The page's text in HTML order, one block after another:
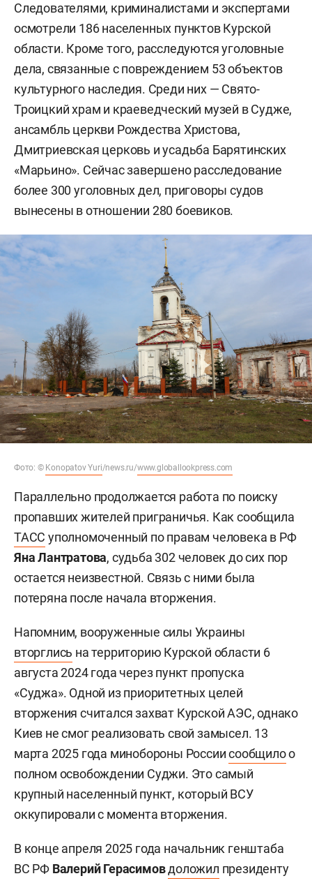
Следователями, криминалистами и экспертами
осмотрели 186 населенных пунктов Курской
области. Кроме того, расследуются уголовные
дела, связанные с повреждением 53 объектов
культурного наследия. Среди них — Свято-
Троицкий храм и краеведческий музей в Судже,
ансамбль церкви Рождества Христова,
Дмитриевская церковь и усадьба Барятинских
«Марьино». Сейчас завершено расследование
более 300 уголовных дел, приговоры судов
вынесены в отношении 280 боевиков.
Фото: © Konopatov Yuri/news.ru/www.globallookpress.com
Параллельно продолжается работа по поиску
пропавших жителей приграничья. Как сообщила
ТАСС уполномоченный по правам человека в РФ
Яна Лантратова, судьба 302 человек до сих пор
остается неизвестной. Связь с ними была
потеряна после начала вторжения.
Напомним, вооруженные силы Украины
вторглись на территорию Курской области 6
августа 2024 года через пункт пропуска
«Суджа». Одной из приоритетных целей
вторжения считался захват Курской АЭС, однако
Киев не смог реализовать свой замысел. 13
марта 2025 года минобороны Россиисообщилоо
полном освобождении Суджи. Это самый
крупный населенный пункт, который ВСУ
оккупировали с момента вторжения.
В конце апреля 2025 года начальник генштаба
ВС РФ Валерий Герасимовдоложил президенту